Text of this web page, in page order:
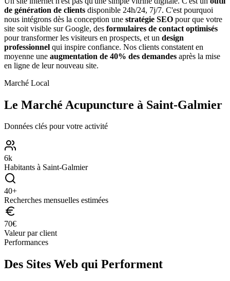
de génération de clients disponible 24h/24, 7j/7. C'est pourquoi
nous intégrons dès la conception une stratégie SEO pour que votre
site soit visible sur Google, des formulaires de contact optimisés
pour transformer les visiteurs en prospects, et un design
professionnel qui inspire confiance. Nos clients constatent en
moyenne une augmentation de 40% des demandes après la mise
en ligne de leur nouveau site.
Marché Local
Le Marché Acupuncture à Saint-Galmier
Données clés pour votre activité
6k
Habitants à Saint-Galmier
40+
Recherches mensuelles estimées
70€
Valeur par client
Performances
Des Sites Web qui Performent